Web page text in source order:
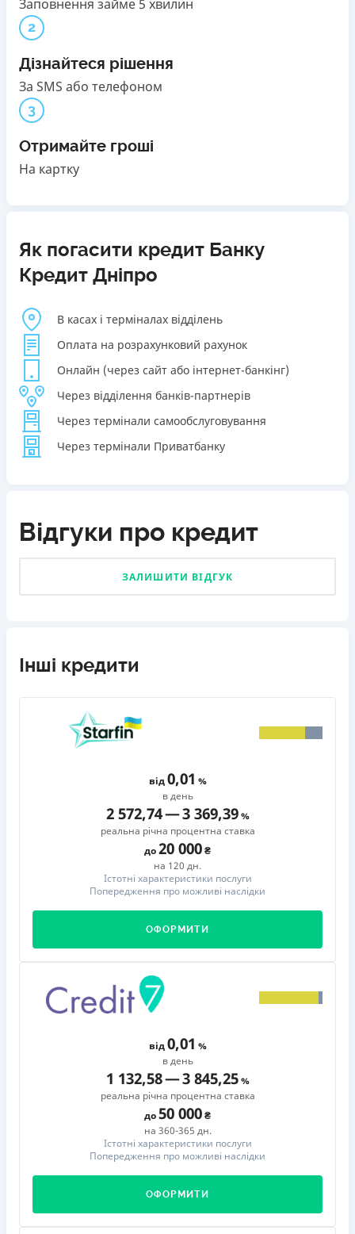
Заповнення займе 5 хвилин
2
Дізнайтеся рішення
За SMS або телефоном
3
Отримайте гроші
На картку
Як погасити кредит Банку
Кредит Дніпро
В касах і терміналах відділень
Оплата на розрахунковий рахунок
Онлайн (через сайт або інтернет-банкінг)
Через відділення банків-партнерів
Через термінали самообслуговування
Через термінали Приватбанку
Відгуки про кредит
ЗАЛИШИТИ ВІДГУК
Інші кредити
від0,01
в день
2 572,74—3 369,39
реальна річна процентна ставка
до20 000
на 120 дн.
Істотні характеристики послуги
Попередження про можливі наслідки
ОФОРМИТИ
від0,01
в день
1 132,58—3 845,25
реальна річна процентна ставка
до50 000
на 360-365 дн.
Істотні характеристики послуги
Попередження про можливі наслідки
ОФОРМИТИ